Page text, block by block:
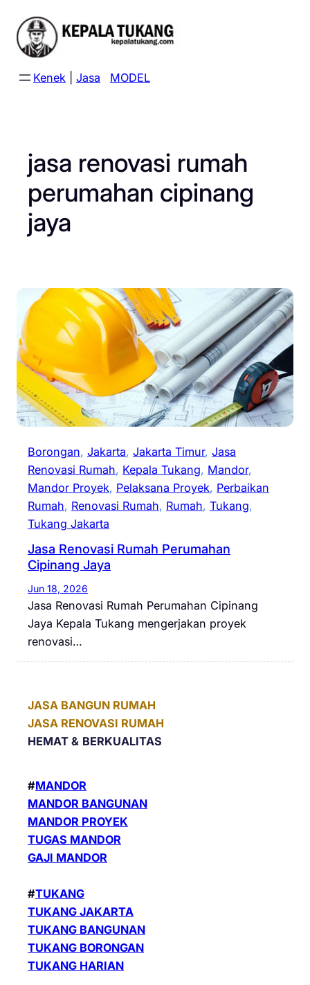
content
Kenek Jasa MODEL
jasa renovasi rumah
perumahan cipinang
jaya
Borongan, Jakarta, Jakarta Timur, Jasa
Renovasi Rumah, Kepala Tukang, Mandor
Mandor Proyek, Pelaksana Proyek, Perbaikan
Rumah, Renovasi Rumah, Rumah, Tukang
Tukang Jakarta
Jasa Renovasi Rumah Perumahan
Cipinang Jaya
Jun 18, 2026
Jasa Renovasi Rumah Perumahan Cipinang
Jaya Kepala Tukang mengerjakan proyek
renovasi…
JASA BANGUN RUMAH
JASA RENOVASI RUMAH
HEMAT & BERKUALITAS
#MANDOR
MANDOR BANGUNAN
MANDOR PROYEK
TUGAS MANDOR
GAJI MANDOR
#TUKANG
TUKANG JAKARTA
TUKANG BANGUNAN
TUKANG BORONGAN
TUKANG HARIAN